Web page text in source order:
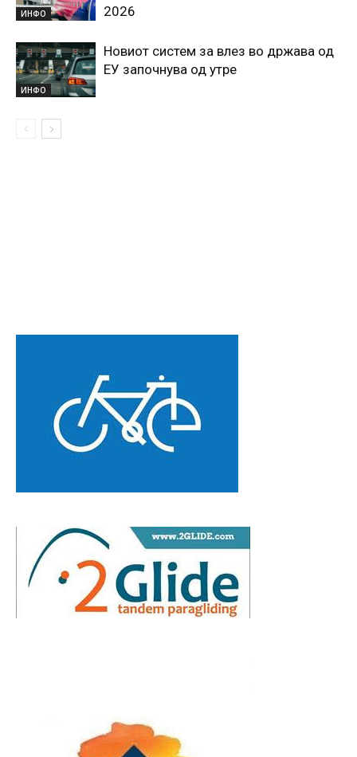
ИНФО
2026
ИНФО
Новиот систем за влез во држава од
ЕУ започнува од утре